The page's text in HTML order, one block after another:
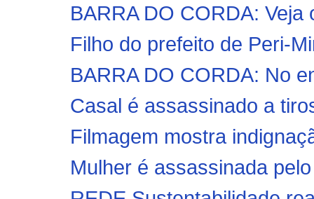
BARRA DO CORDA:
Filho do prefeito de Peri-
BARRA DO CORDA: No
Casal é assassinado a
Filmagem mostra
Mulher é assassinada